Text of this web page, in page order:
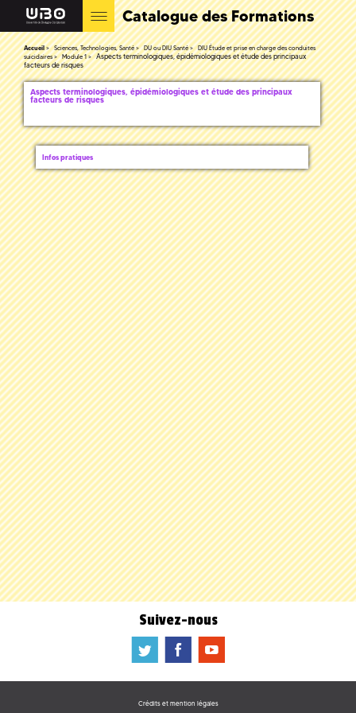
Catalogue des Formations
Accueil Sciences, Technologies, Santé DU ou DIU Santé
DIU Étude et prise en charge des conduites
suicidaires
Module 1
Aspects terminologiques, épidémiologiques et étude des principaux
facteurs de risques
Aspects terminologiques, épidémiologiques et étude des principaux
facteurs de risques
Infos pratiques
Suivez-nous
a b f
Crédits et mention légales